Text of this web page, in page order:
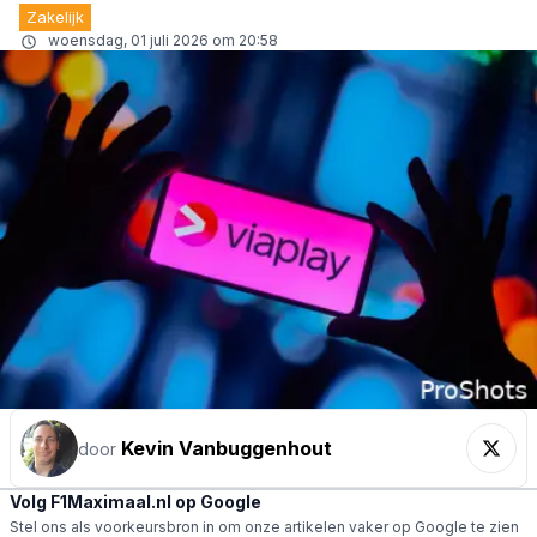
Zakelijk
woensdag, 01 juli 2026 om 20:58
door Kevin Vanbuggenhout
Volg F1Maximaal.nl op Google
Stel ons als voorkeursbron in om onze artikelen vaker op Google te zien